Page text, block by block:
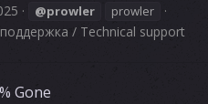
@prowler prowler
/ Technical support
Gone